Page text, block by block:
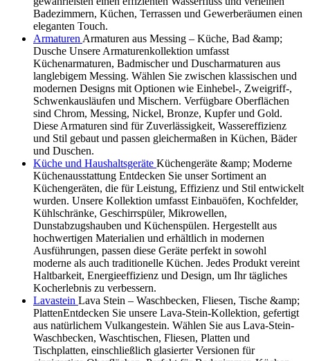
Badezimmern, Küchen, Terrassen und Gewerberäumen einen
eleganten Touch.
Armaturen Armaturen aus Messing – Küche, Bad &amp;
Dusche Unsere Armaturenkollektion umfasst
Küchenarmaturen, Badmischer und Duscharmaturen aus
langlebigem Messing. Wählen Sie zwischen klassischen und
modernen Designs mit Optionen wie Einhebel-, Zweigriff-,
Schwenkausläufen und Mischern. Verfügbare Oberflächen
sind Chrom, Messing, Nickel, Bronze, Kupfer und Gold.
Diese Armaturen sind für Zuverlässigkeit, Wassereffizienz
und Stil gebaut und passen gleichermaßen in Küchen, Bäder
und Duschen.
Küche und Haushaltsgeräte Küchengeräte &amp; Moderne
Küchenausstattung Entdecken Sie unser Sortiment an
Küchengeräten, die für Leistung, Effizienz und Stil entwickelt
wurden. Unsere Kollektion umfasst Einbauöfen, Kochfelder,
Kühlschränke, Geschirrspüler, Mikrowellen,
Dunstabzugshauben und Küchenspülen. Hergestellt aus
hochwertigen Materialien und erhältlich in modernen
Ausführungen, passen diese Geräte perfekt in sowohl
moderne als auch traditionelle Küchen. Jedes Produkt vereint
Haltbarkeit, Energieeffizienz und Design, um Ihr tägliches
Kocherlebnis zu verbessern.
Lavastein Lava Stein – Waschbecken, Fliesen, Tische &amp;
PlattenEntdecken Sie unsere Lava-Stein-Kollektion, gefertigt
aus natürlichem Vulkangestein. Wählen Sie aus Lava-Stein-
Waschbecken, Waschtischen, Fliesen, Platten und
Tischplatten, einschließlich glasierter Versionen für